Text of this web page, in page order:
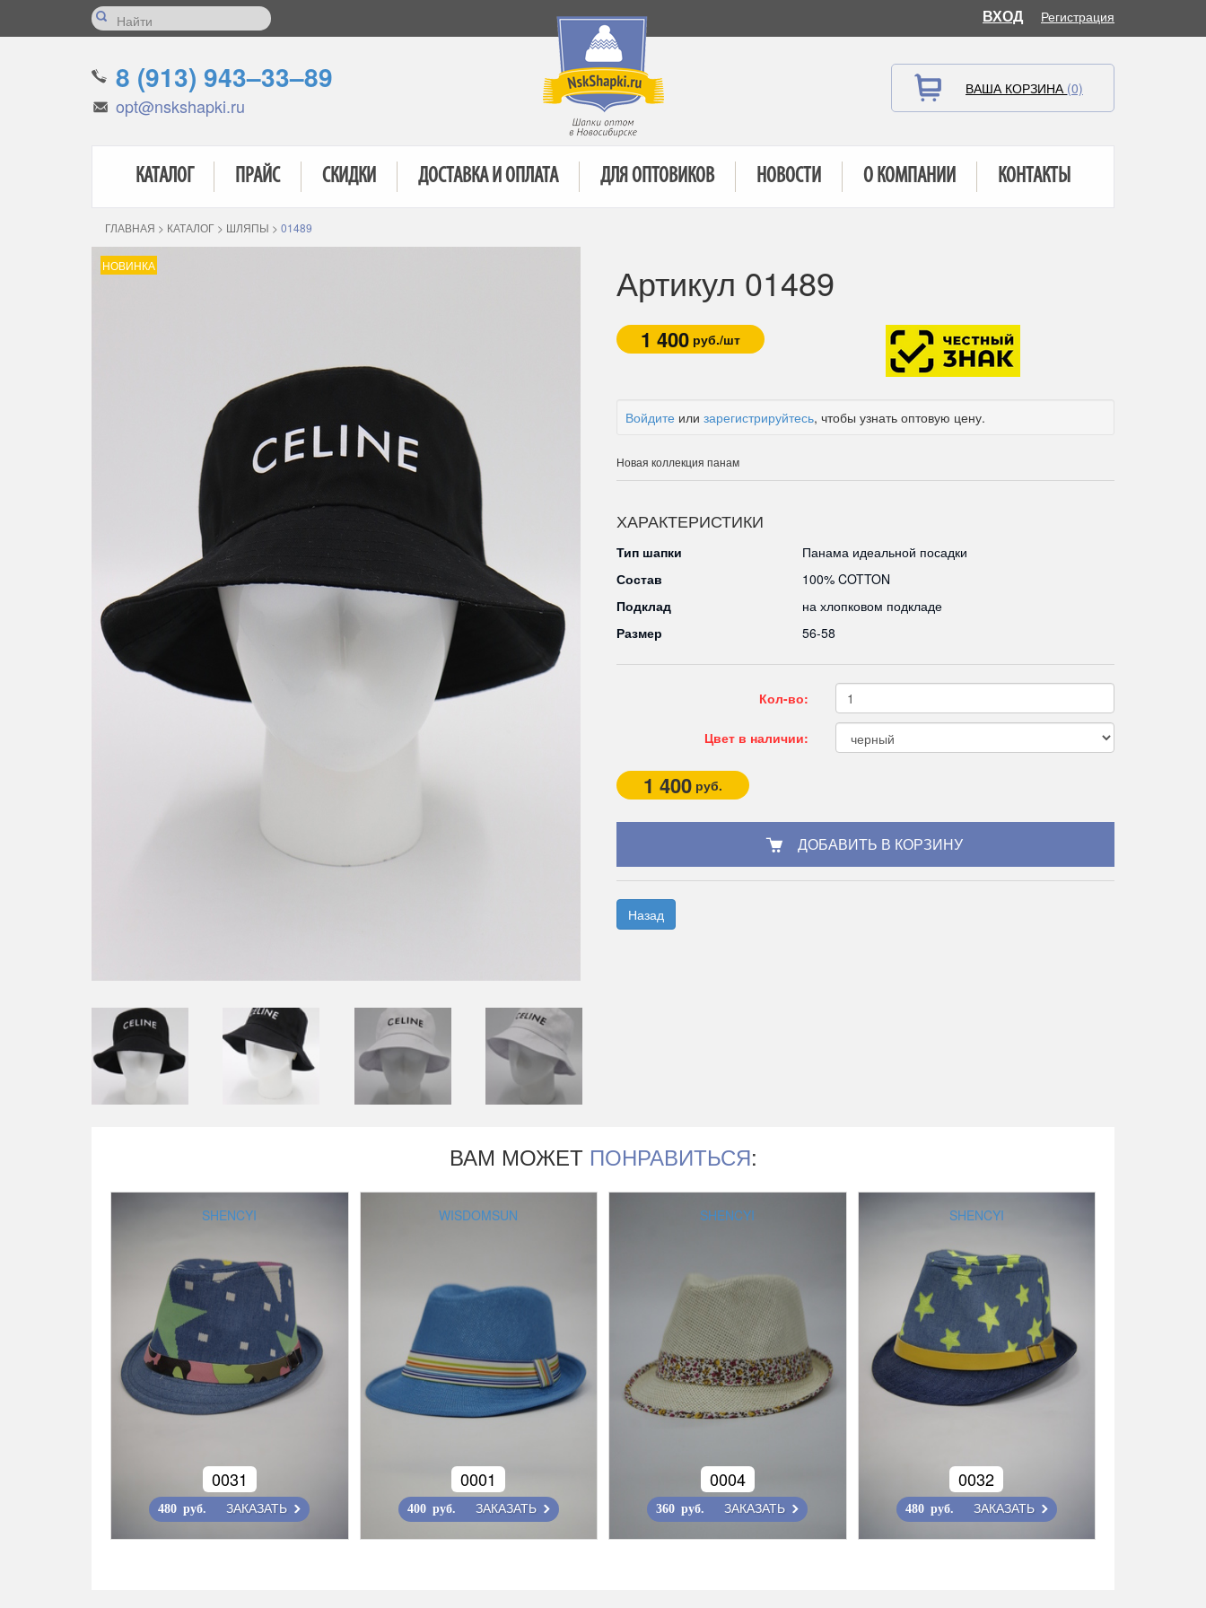
ВХОД Регистрация
8 (913) 943–33–89
opt@nskshapki.ru
ВАША КОРЗИНА (0)
КАТАЛОГ ПРАЙС СКИДКИ ДОСТАВКА И ОПЛАТА ДЛЯ ОПТОВИКОВ НОВОСТИ О КОМПАНИИ КОНТАКТЫ
ГЛАВНАЯ > КАТАЛОГ > ШЛЯПЫ > 01489
НОВИНКА Артикул 01489
1 400 руб./шт
Войдите или зарегистрируйтесь, чтобы узнать оптовую цену.
Новая коллекция панам
ХАРАКТЕРИСТИКИ
Тип шапки
Панама идеальной посадки
Состав
100% COTTON
Подклад
на хлопковом подкладе
Размер
56-58
Кол-во:
Цвет в наличии:
1 400 руб.
Назад
ВАМ МОЖЕТ ПОНРАВИТЬСЯ:
SHENCYI
0031
480 руб. ЗАКАЗАТЬ
WISDOMSUN
0001
400 руб. ЗАКАЗАТЬ
SHENCYI
0004
360 руб. ЗАКАЗАТЬ
SHENCYI
0032
480 руб. ЗАКАЗАТЬ